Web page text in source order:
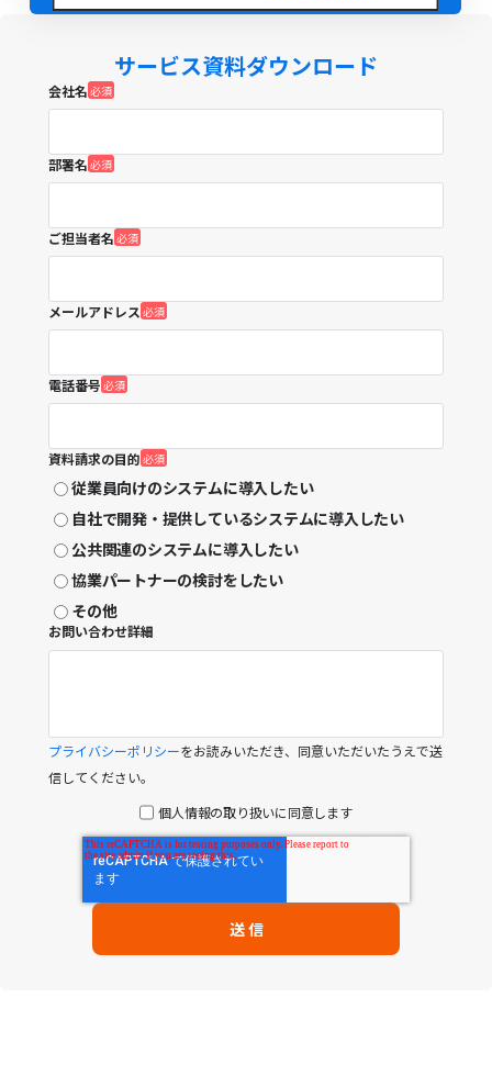
サービス資料ダウンロード
会社名
部署名
ご担当者名
メールアドレス
電話番号
資料請求の目的
従業員向けのシステムに導入したい
自社で開発・提供しているシステムに導入したい
公共関連のシステムに導入したい
協業パートナーの検討をしたい
その他
お問い合わせ詳細
プライバシーポリシーをお読みいただき、同意いただいたうえで送
信してください。
個人情報の取り扱いに同意します
送 信